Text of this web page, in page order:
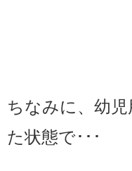
ちなみに、幼
た状態で･･･